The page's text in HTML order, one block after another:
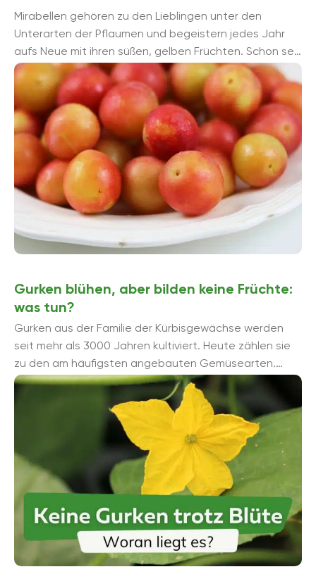
Mirabellen gehören zu den Lieblingen unter den
Unterarten der Pflaumen und begeistern jedes Jahr
aufs Neue mit ihren süßen, gelben Früchten. Schon seit
Jahrtausenden ist sie ein ...
Gurken blühen, aber bilden keine Früchte:
was tun?
Gurken aus der Familie der Kürbisgewächse werden
seit mehr als 3000 Jahren kultiviert. Heute zählen sie
zu den am häufigsten angebauten Gemüsearten.
Vereinzelt kann es dabei ...